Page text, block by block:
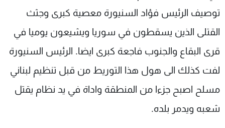
توصيف الرئيس فؤاد السنيورة معصية كبرى وجثث
القتلى الذين يسقطون في سوريا ويشيعون يوميا في
قرى البقاع والجنوب فاجعة كبرى ايضا. الرئيس السنيورة
لفت كذلك الى هول هذا التوريط من قبل تنظيم لبناني
مسلح اصبح جزءا من المنطقة واداة في يد نظام يقتل
شعبه ويدمر بلده.